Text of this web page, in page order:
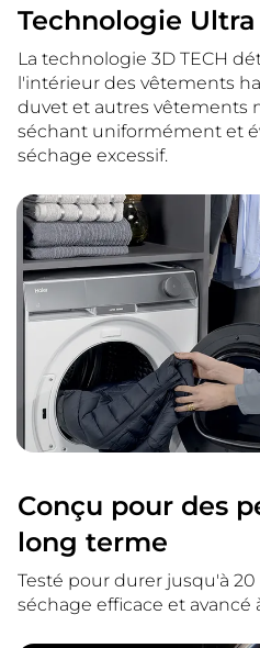
Technologie Ultra
La technologie 3D TECH
l'intérieur des vêtements
duvet et autres vêtements
séchant uniformément et
séchage excessif.
Conçu pour des
long terme
Testé pour durer jusqu'à 20
séchage efficace et avancé